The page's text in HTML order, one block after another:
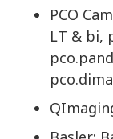
PCO
LT & bi,